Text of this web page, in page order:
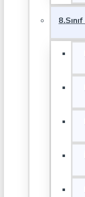
8.Sınıf